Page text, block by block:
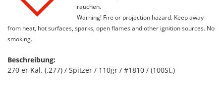
rauchen.
Warning! Fire or projection hazard. Keep away
from heat, hot surfaces, sparks, open flames and other ignition sources. No
smoking.
Beschreibung:
270 er Kal. (.277) / Spitzer / 110gr / #1810 / (100St.)